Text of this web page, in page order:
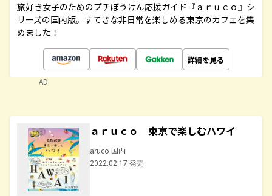
旅好き女子のためのプチぼうけん応援ガイド『ａｒｕｃｏ』シ
リーズの国内版。すてきな非日常を楽しめる東京のカフェを集
めました！
詳細を見る
AD
ａｒｕｃｏ 東京で楽しむハワイ
aruco 国内
2022.02.17 発売